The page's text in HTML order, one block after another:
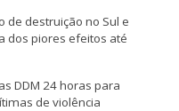
de destruição no Sul e
dos piores efeitos até
DDM 24 horas para
de violência